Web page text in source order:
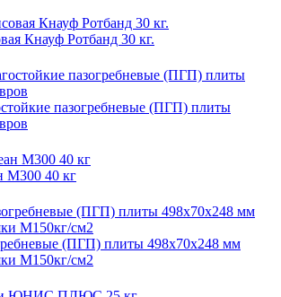
Кнауф Ротбанд 30 кг.
пазогребневые (ПГП) плиты
М300 40 кг
(ПГП) плиты 498х70х248 мм
М150кг/см2